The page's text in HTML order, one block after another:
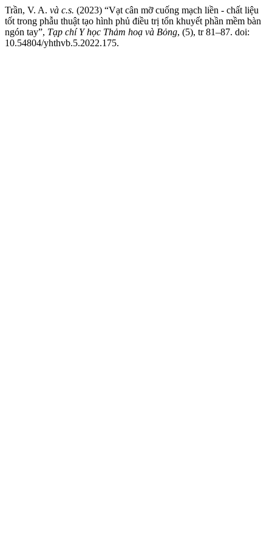
Trần, V. A. và c.s. (2023) “Vạt cân mỡ cuống mạch liền - chất liệu
tốt trong phẫu thuật tạo hình phủ điều trị tổn khuyết phần mềm bàn
ngón tay”, Tạp chí Y học Thảm hoạ và Bỏng, (5), tr 81–87. doi:
10.54804/yhthvb.5.2022.175.